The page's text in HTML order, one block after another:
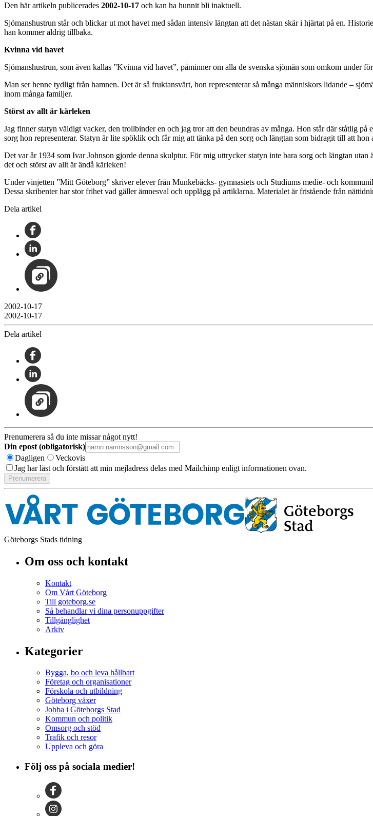
Den här artikeln publicerades 2002-10-17 och kan ha hunnit bli inaktuell.
Sjömanshustrun står och blickar ut mot havet med sådan intensiv längtan att det nästan skär i hjärtat på en.
han kommer aldrig tillbaka.
Kvinna vid havet
Sjömanshustrun, som även kallas ”Kvinna vid havet”, påminner om alla de svenska sjömän som omkom under
Man ser henne tydligt från hamnen. Det är så fruktansvärt, hon representerar så många människors lidande –
inom många familjer.
Störst av allt är kärleken
Jag finner statyn väldigt vacker, den trollbinder en och jag tror att den beundras av många. Hon står där ståtlig
sorg hon representerar. Statyn är lite spöklik och får mig att tänka på den sorg och längtan som bidragit till att hon
Det var år 1934 som Ivar Johnson gjorde denna skulptur. För mig uttrycker statyn inte bara sorg och längtan
det och störst av allt är ändå kärleken!
Under vinjetten ”Mitt Göteborg” skriver elever från Munkebäcks- gymnasiets och Studiums medie- och
Dessa skribenter har stor frihet vad gäller ämnesval och upplägg på artiklarna. Materialet är fristående från
Dela artikel
2002-10-17
2002-10-17
Dela artikel
Prenumerera så du inte missar något nytt!
Din epost (obligatorisk)
Dagligen
Veckovis
Jag har läst och förstått att min mejladress delas med Mailchimp enligt informationen ovan.
Göteborgs Stads tidning
Om oss och kontakt
Kontakt
Om Vårt Göteborg
Till goteborg.se
Så behandlar vi dina personuppgifter
Tillgänglighet
Arkiv
Kategorier
Bygga, bo och leva hållbart
Företag och organisationer
Förskola och utbildning
Göteborg växer
Jobba i Göteborgs Stad
Kommun och politik
Omsorg och stöd
Trafik och resor
Uppleva och göra
Följ oss på sociala medier!